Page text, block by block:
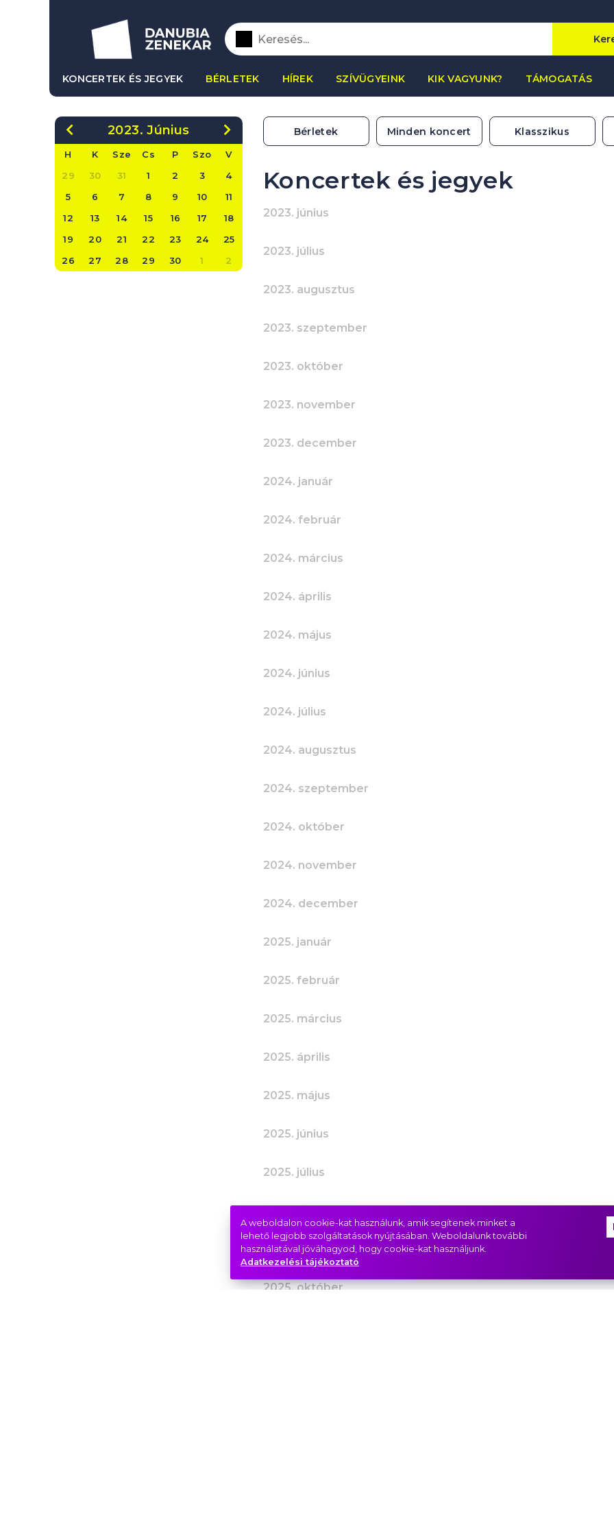
KONCERTEK ÉS JEGYEK BÉRLETEK HÍREK SZÍVÜGYEINK KIK VAGYUNK? TÁMOGATÁS
2023. Június
H K Sze Cs P Szo
V
29
30 31 1 2 3
4
5
6 7 8 9 10
11
12
13 14 15 16 17
18
19
20 21 22 23 24
25
26
27 28 29 30 1 2
Bérletek Minden koncert Klasszikus
Koncertek és jegyek
2023. június
2023. július
2023. augusztus
2023. szeptember
2023. október
2023. november
2023. december
2024. január
2024. február
2024. március
2024. április
2024. május
2024. június
2024. július
2024. augusztus
2024. szeptember
2024. október
2024. november
2024. december
2025. január
2025. február
2025. március
2025. április
2025. május
2025. június
2025. július
2025. szeptember
2025. október
A weboldalon cookie-kat használunk, amik segítenek minket a
lehető legjobb szolgáltatások nyújtásában. Weboldalunk további
használatával jóváhagyod, hogy cookie-kat használjunk.
Adatkezelési tájékoztató